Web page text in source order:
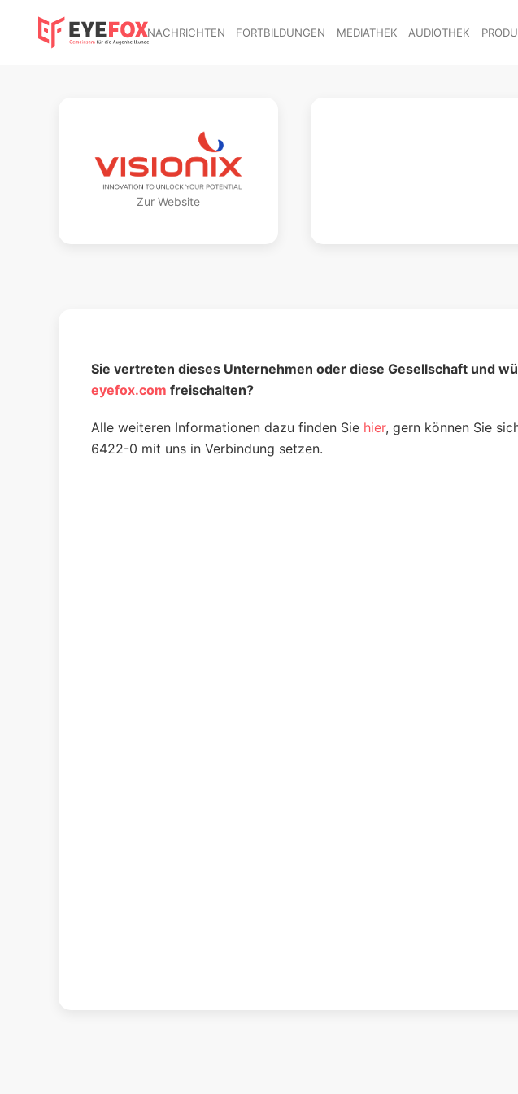
NACHRICHTEN FORTBILDUNGEN MEDIATHEK AUDIOTHEK
Zur Website
Sie vertreten die­ses Unter­nehmen oder diese Ge­sell­schaft und
eyefox.com freischalten?
Alle weiteren Infor­mati­onen dazu finden Sie hier, gern können Sie
6422-0 mit uns in Ver­bindung setzen.